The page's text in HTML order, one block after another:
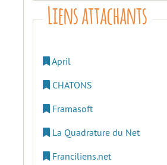
Liens attachants
April
CHATONS
Framasoft
La Quadrature du Net
Franciliens.net